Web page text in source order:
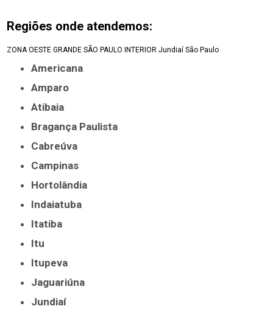
Regiões onde atendemos:
ZONA OESTE GRANDE SÃO PAULO INTERIOR Jundiaí São Paulo
Americana
Amparo
Atibaia
Bragança Paulista
Cabreúva
Campinas
Hortolândia
Indaiatuba
Itatiba
Itu
Itupeva
Jaguariúna
Jundiaí